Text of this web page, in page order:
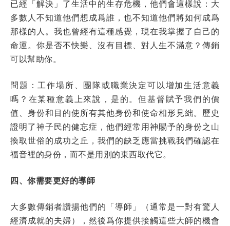
已經「解決」了生活中的生存危機，他們會這樣說：大
多數人不知道他們想成爲誰，也不知道他們將如何成爲
那樣的人。我也曾經有這種感覺，現在我掌握了自己的
命運。你是否不快樂、沒有目標、對人生不滿意？傳銷
可以幫助你。
問題：工作場所、團隊或職業決定可以增加生活意義
嗎？在某種意義上來說，是的。但基督賦予我們的價
值、身份和目的使所有其他身份和使命相形見絀。歷史
證明了神子民的健忘症，他們經常用神賜予的身份之山
換取世俗的成功之丘，我們的缺乏應當挑戰我們確認在
福音裡的身份，而不是用別的東西取代它。
四、你需要更好的導師
大多數傳銷者讚揚他們的「導師」（通常是一對有驚人
經濟成就的夫婦），然後爲你提供接觸這些大師的機會